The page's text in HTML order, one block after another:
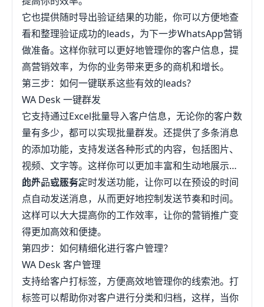
它也提供随时导出验证结果的功能，你可以方便地查
看和整理验证成功的leads，为下一步WhatsApp营销
做准备。这样你就可以更好地管理你的客户信息，提
高营销效率，为你的业务带来更多的商机和增长。
第三步：如何一键联系这些有效的leads?
WA Desk 一键群发
它支持通过Excel批量导入客户信息，无论你的客户数
量有多少，都可以实现批量群发。还提供了多条消息
的添加功能，支持发送各种形式的内容，包括图片、
视频、文字等。这样你可以更加丰富和生动地展示你
的产品或服务。
此外，它还有定时发送功能，让你可以在预设的时间
点自动发送消息，从而更好地控制发送节奏和时间。
这样可以大大提高你的工作效率，让你的营销推广变
得更加高效和便捷。
第四步：如何精细化进行客户管理？
WA Desk 客户管理
支持给客户打标签，方便高效地管理你的线索池。打
标签可以帮助你对客户进行分类和归档，这样，当你